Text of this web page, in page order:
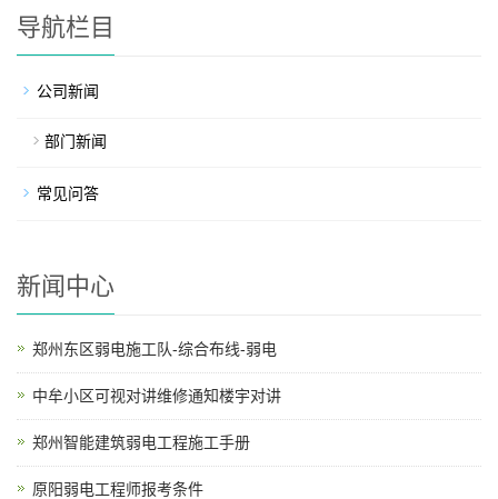
导航栏目
公司新闻
部门新闻
常见问答
新闻中心
郑州东区弱电施工队-综合布线-弱电
中牟小区可视对讲维修通知楼宇对讲
郑州智能建筑弱电工程施工手册
原阳弱电工程师报考条件